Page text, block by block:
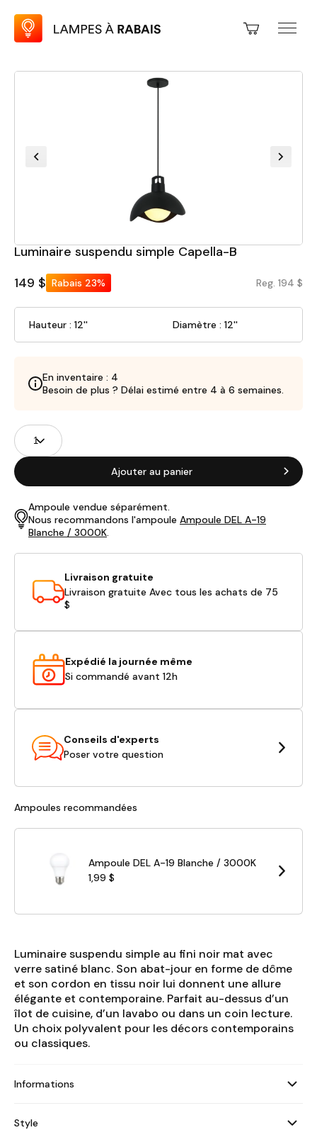
Luminaire suspendu simple Capella-B
149 $ Rabais 23% Reg. 194 $
Hauteur : 12'' Diamètre : 12''
En inventaire : 4
Besoin de plus ? Délai estimé entre 4 à 6 semaines.
Champs
de
produits
Quantité
Ajouter au panier
Ampoule vendue séparément.
Nous recommandons l'ampoule Ampoule DEL A-19
Blanche / 3000K
Livraison gratuite
Livraison gratuite Avec tous les achats de 75
$
Expédié la journée même
Si commandé avant 12h
Conseils d'experts
Poser votre question
Ampoules recommandées
Ampoule DEL A-19 Blanche / 3000K
1,99 $
Luminaire suspendu simple au fini noir mat avec
verre satiné blanc. Son abat-jour en forme de dôme
et son cordon en tissu noir lui donnent une allure
élégante et contemporaine. Parfait au-dessus d’un
îlot de cuisine, d’un lavabo ou dans un coin lecture.
Un choix polyvalent pour les décors contemporains
ou classiques.
Informations
Style